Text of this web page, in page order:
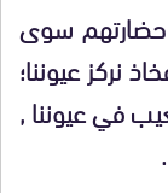
حضارتهم سوى
نركز عيوننا؛
في عيوننا ,